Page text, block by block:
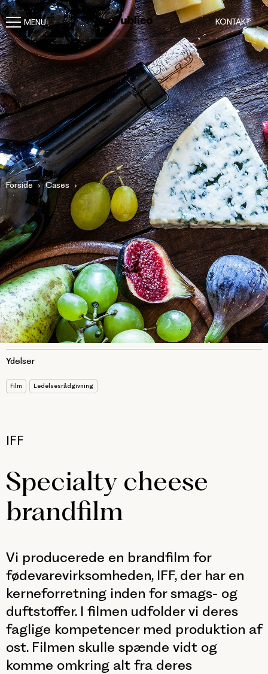
KONTAKT
Forside Cases
Ydelser
Film Ledelsesrådgivning
IFF
Specialty cheese
brandfilm
Vi producerede en brandfilm for
fødevarevirksomheden, IFF, der har en
kerneforretning inden for smags- og
duftstoffer. I filmen udfolder vi deres
faglige kompetencer med produktion af
ost. Filmen skulle spænde vidt og
komme omkring alt fra deres